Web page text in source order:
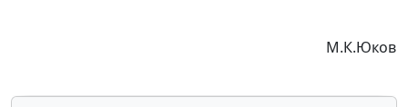
М.К.Юков